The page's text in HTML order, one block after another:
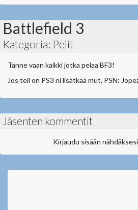
Battlefield 3
Kategoria: Pelit
Tänne vaan kaikki jotka pelaa BF3!
Jos teil on PS3 ni lisätkää mut, PSN:
Jäsenten kommentit
Kirjaudu sisään